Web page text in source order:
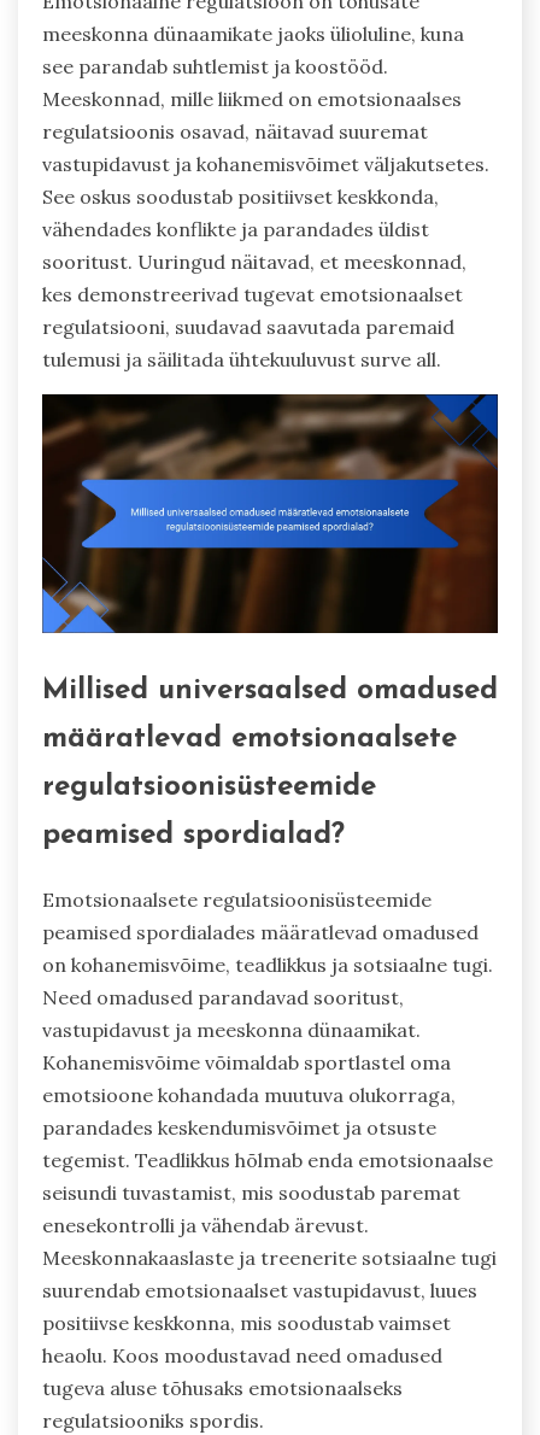
meeskonna dünaamikate jaoks ülioluline, kuna
see parandab suhtlemist ja koostööd.
Meeskonnad, mille liikmed on emotsionaalses
regulatsioonis osavad, näitavad suuremat
vastupidavust ja kohanemisvõimet väljakutsetes.
See oskus soodustab positiivset keskkonda,
vähendades konflikte ja parandades üldist
sooritust. Uuringud näitavad, et meeskonnad,
kes demonstreerivad tugevat emotsionaalset
regulatsiooni, suudavad saavutada paremaid
tulemusi ja säilitada ühtekuuluvust surve all.
Millised universaalsed omadused
määratlevad emotsionaalsete
regulatsioonisüsteemide
peamised spordialad?
Emotsionaalsete regulatsioonisüsteemide
peamised spordialades määratlevad omadused
on kohanemisvõime, teadlikkus ja sotsiaalne tugi.
Need omadused parandavad sooritust,
vastupidavust ja meeskonna dünaamikat.
Kohanemisvõime võimaldab sportlastel oma
emotsioone kohandada muutuva olukorraga,
parandades keskendumisvõimet ja otsuste
tegemist. Teadlikkus hõlmab enda emotsionaalse
seisundi tuvastamist, mis soodustab paremat
enesekontrolli ja vähendab ärevust.
Meeskonnakaaslaste ja treenerite sotsiaalne tugi
suurendab emotsionaalset vastupidavust, luues
positiivse keskkonna, mis soodustab vaimset
heaolu. Koos moodustavad need omadused
tugeva aluse tõhusaks emotsionaalseks
regulatsiooniks spordis.